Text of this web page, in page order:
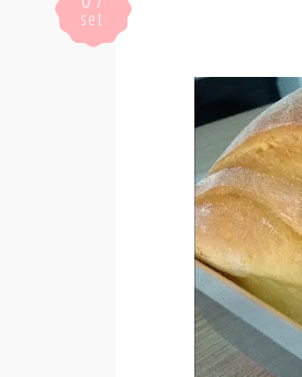
set